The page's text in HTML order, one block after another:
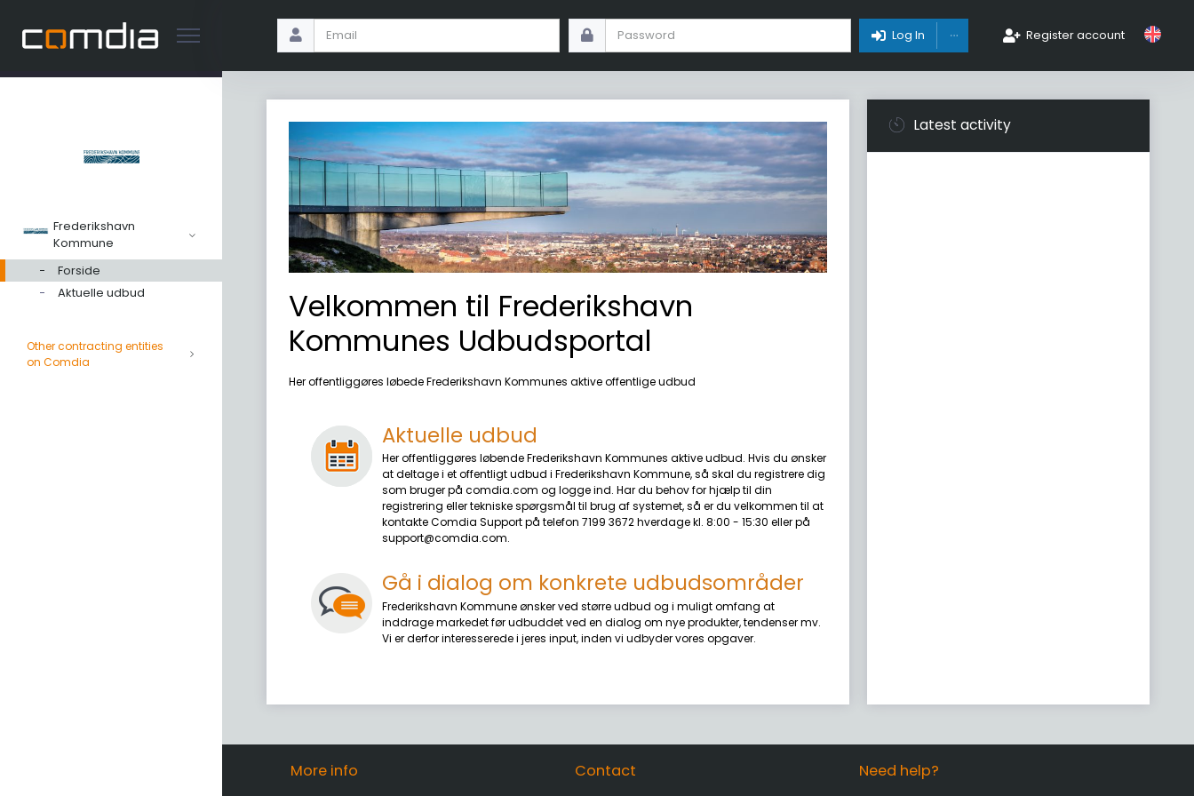
Frederikshavn
Kommune
Forside
Aktuelle udbud
Other contracting entities
on Comdia
Log In Toggle DropdownRegister account
Velkommen til Frederikshavn
Kommunes Udbudsportal
Her offentliggøres løbede Frederikshavn Kommunes aktive offentlige udbud
Aktuelle udbud
Her offentliggøres løbende Frederikshavn Kommunes aktive udbud. Hvis du ønsker
at deltage i et offentligt udbud i Frederikshavn Kommune, så skal du registrere dig
som bruger på comdia.com og logge ind. Har du behov for hjælp til din
registrering eller tekniske spørgsmål til brug af systemet, så er du velkommen til at
kontakte Comdia Support på telefon 7199 3672 hverdage kl. 8:00 - 15:30 eller på
support@comdia.com.
Gå i dialog om konkrete udbudsområder
Frederikshavn Kommune ønsker ved større udbud og i muligt omfang at
inddrage markedet før udbuddet ved en dialog om nye produkter, tendenser mv.
Vi er derfor interesserede i jeres input, inden vi udbyder vores opgaver.
Latest activity
More info Contact Need help?